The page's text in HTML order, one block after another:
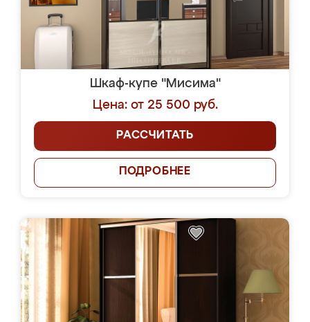
Шкаф-купе "Мисима"
Цена: от 25 500 руб.
РАССЧИТАТЬ
ПОДРОБНЕЕ